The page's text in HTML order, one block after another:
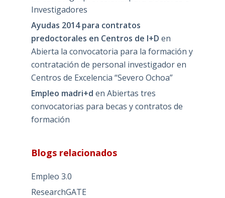
Investigadores
Ayudas 2014 para contratos
predoctorales en Centros de I+D en
Abierta la convocatoria para la formación y
contratación de personal investigador en
Centros de Excelencia “Severo Ochoa”
Empleo madri+d en Abiertas tres
convocatorias para becas y contratos de
formación
Blogs relacionados
Empleo 3.0
ResearchGATE